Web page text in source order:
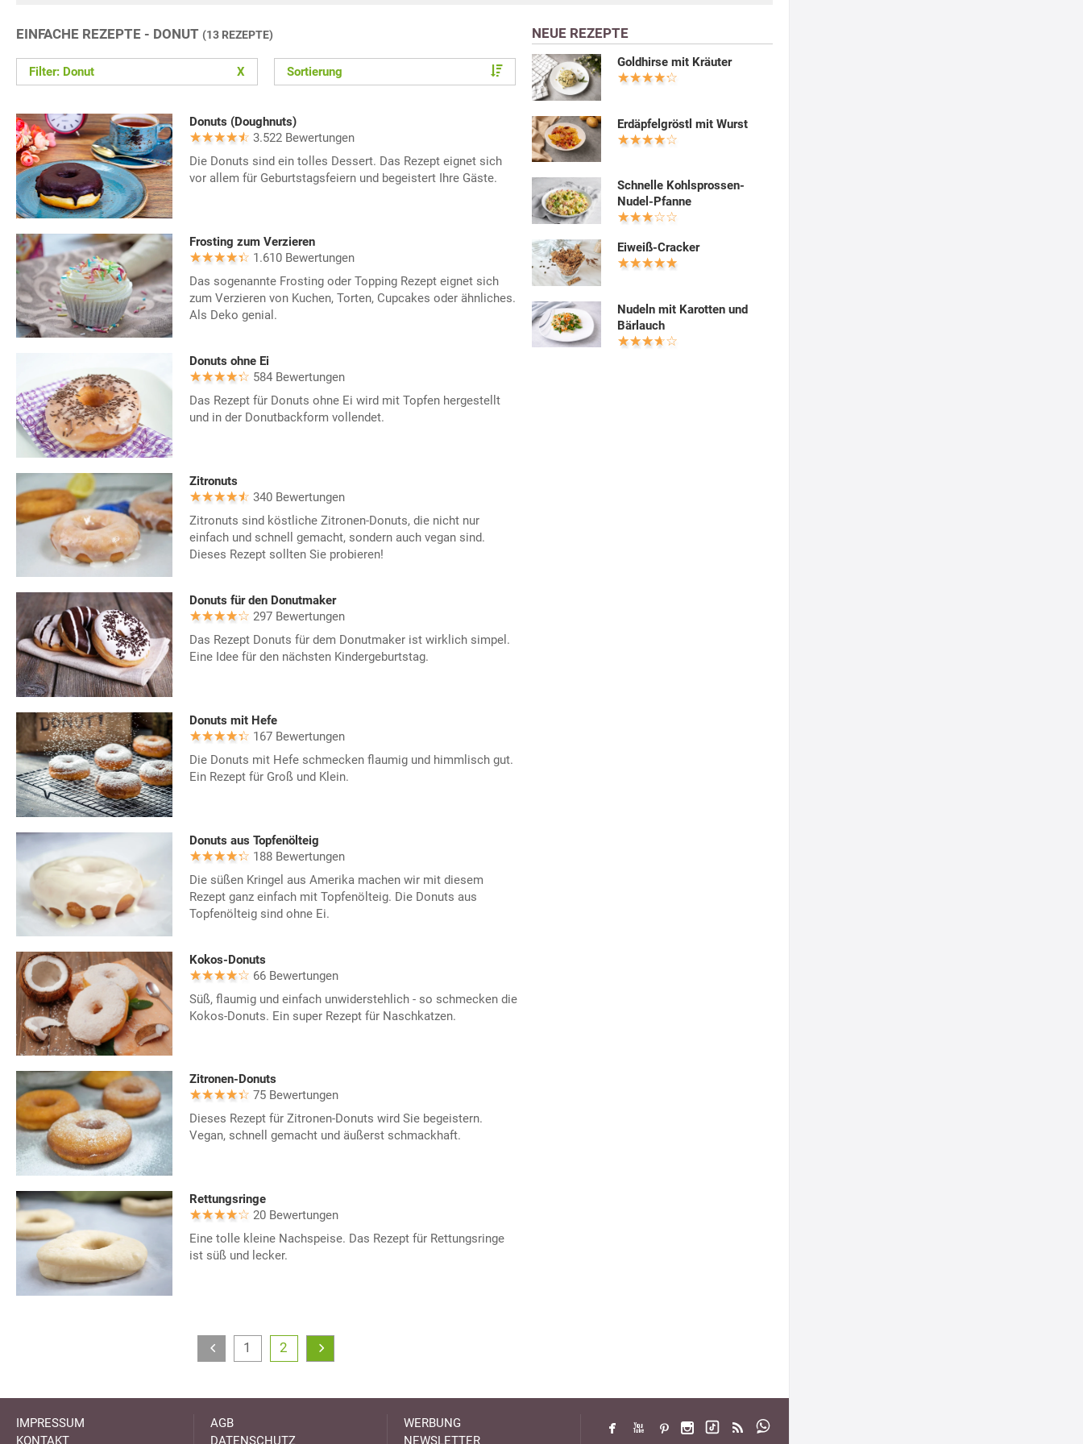
EINFACHE REZEPTE - DONUT (13 REZEPTE)
Filter: Donut X Sortierung
Donuts (Doughnuts)
3.522 Bewertungen
Die Donuts sind ein tolles Dessert. Das Rezept eignet sich
vor allem für Geburtstagsfeiern und begeistert Ihre Gäste.
Frosting zum Verzieren
1.610 Bewertungen
Das sogenannte Frosting oder Topping Rezept eignet sich
zum Verzieren von Kuchen, Torten, Cupcakes oder ähnliches.
Als Deko genial.
Donuts ohne Ei
584 Bewertungen
Das Rezept für Donuts ohne Ei wird mit Topfen hergestellt
und in der Donutbackform vollendet.
Zitronuts
340 Bewertungen
Zitronuts sind köstliche Zitronen-Donuts, die nicht nur
einfach und schnell gemacht, sondern auch vegan sind.
Dieses Rezept sollten Sie probieren!
Donuts für den Donutmaker
297 Bewertungen
Das Rezept Donuts für dem Donutmaker ist wirklich simpel.
Eine Idee für den nächsten Kindergeburtstag.
Donuts mit Hefe
167 Bewertungen
Die Donuts mit Hefe schmecken flaumig und himmlisch gut.
Ein Rezept für Groß und Klein.
Donuts aus Topfenölteig
188 Bewertungen
Die süßen Kringel aus Amerika machen wir mit diesem
Rezept ganz einfach mit Topfenölteig. Die Donuts aus
Topfenölteig sind ohne Ei.
Kokos-Donuts
66 Bewertungen
Süß, flaumig und einfach unwiderstehlich - so schmecken die
Kokos-Donuts. Ein super Rezept für Naschkatzen.
Zitronen-Donuts
75 Bewertungen
Dieses Rezept für Zitronen-Donuts wird Sie begeistern.
Vegan, schnell gemacht und äußerst schmackhaft.
Rettungsringe
20 Bewertungen
Eine tolle kleine Nachspeise. Das Rezept für Rettungsringe
ist süß und lecker.
1 2
NEUE REZEPTE
Goldhirse mit Kräuter
Erdäpfelgröstl mit Wurst
Schnelle Kohlsprossen-
Nudel-Pfanne
Eiweiß-Cracker
Nudeln mit Karotten und
Bärlauch
IMPRESSUM
KONTAKT
AGB
DATENSCHUTZ
WERBUNG
NEWSLETTER